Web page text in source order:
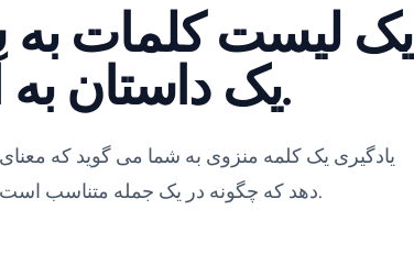
یک لیست کلمات به
یک داستان به آن معنی می دهد.
یادگیری یک کلمه منزوی به شما می گوید که
دهد که چگونه در یک جمله متناسب است و چه زمانی مردم واقعاً از آن استفاده می کنند.